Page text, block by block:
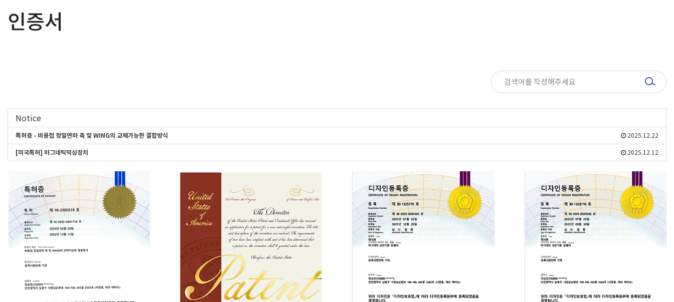
인증서
Notice
2025.12.22
특허증 - 비용접 정밀연마 축 및 WING의 교체가능한 결합방식
2025.12.12
[미국특허] 마그네틱믹싱장치